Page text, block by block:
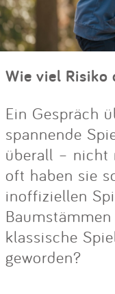
Wie viel
Ein Gespräch
spannende
überall – nicht
oft haben sie
inoffiziellen
klassische
geworden?